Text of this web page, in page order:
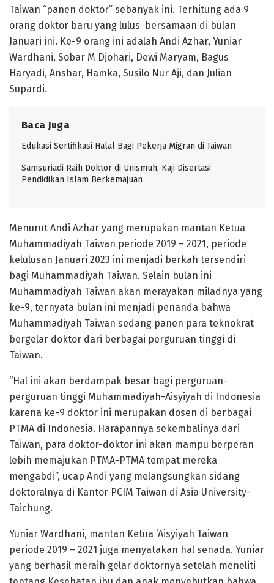
Taiwan “panen doktor” sebanyak ini. Terhitung ada 9
orang doktor baru yang lulus bersamaan di bulan
Januari ini. Ke-9 orang ini adalah Andi Azhar, Yuniar
Wardhani, Sobar M Djohari, Dewi Maryam, Bagus
Haryadi, Anshar, Hamka, Susilo Nur Aji, dan Julian
Supardi.
Baca Juga
Edukasi Sertifikasi Halal Bagi Pekerja Migran di Taiwan
Samsuriadi Raih Doktor di Unismuh, Kaji Disertasi
Pendidikan Islam Berkemajuan
Menurut Andi Azhar yang merupakan mantan Ketua
Muhammadiyah Taiwan periode 2019 – 2021, periode
kelulusan Januari 2023 ini menjadi berkah tersendiri
bagi Muhammadiyah Taiwan. Selain bulan ini
Muhammadiyah Taiwan akan merayakan miladnya yang
ke-9, ternyata bulan ini menjadi penanda bahwa
Muhammadiyah Taiwan sedang panen para teknokrat
bergelar doktor dari berbagai perguruan tinggi di
Taiwan.
“Hal ini akan berdampak besar bagi perguruan-
perguruan tinggi Muhammadiyah-Aisyiyah di Indonesia
karena ke-9 doktor ini merupakan dosen di berbagai
PTMA di Indonesia. Harapannya sekembalinya dari
Taiwan, para doktor-doktor ini akan mampu berperan
lebih memajukan PTMA-PTMA tempat mereka
mengabdi”, ucap Andi yang melangsungkan sidang
doktoralnya di Kantor PCIM Taiwan di Asia University-
Taichung.
Yuniar Wardhani, mantan Ketua ‘Aisyiyah Taiwan
periode 2019 – 2021 juga menyatakan hal senada. Yuniar
yang berhasil meraih gelar doktornya setelah meneliti